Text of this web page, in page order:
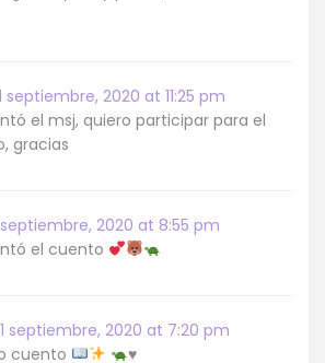
septiembre, 2020 at 11:25 pm
el msj, quiero participar para el
gracias
septiembre, 2020 at 8:55 pm
el cuento
1 septiembre, 2020 at 7:20 pm
cuento
♥️